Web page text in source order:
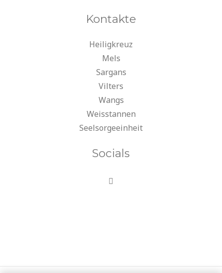
Kontakte
Heiligkreuz
Mels
Sargans
Vilters
Wangs
Weisstannen
Seelsorgeeinheit
Socials